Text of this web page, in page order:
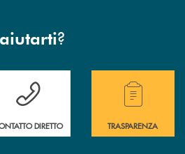
aiutarti?
filiali della Banca.
bisogno di assistenza immediata?
DIRETTO
Hai bisogno di
TRASPARENZA